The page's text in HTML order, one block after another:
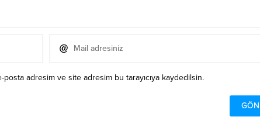
posta adresim ve site adresim bu tarayıcıya kaydedilsin.